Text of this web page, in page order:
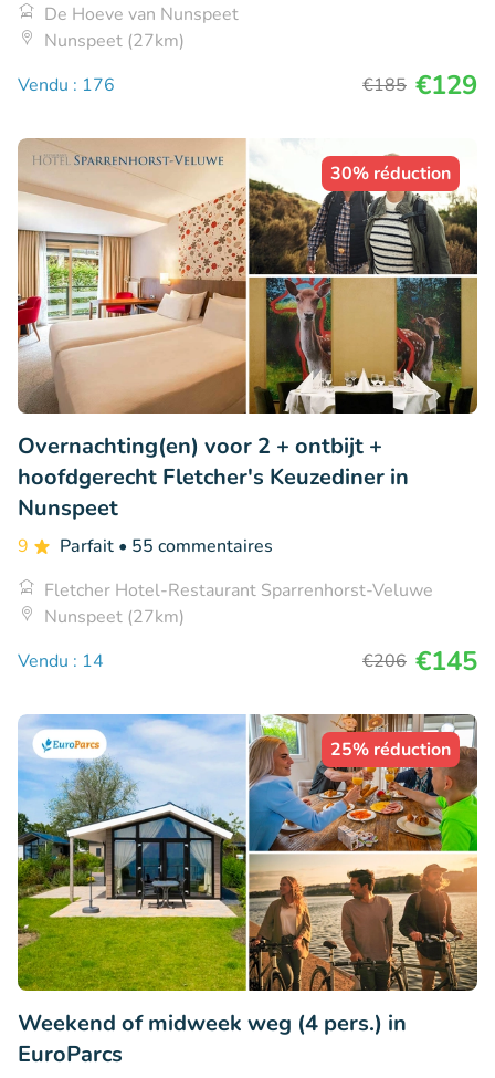
De Hoeve van Nunspeet
Nunspeet (27km)
Vendu : 176
€185 €129
30% réduction
Overnachting(en) voor 2 + ontbijt +
hoofdgerecht Fletcher's Keuzediner in
Nunspeet
9 Parfait • 55 commentaires
Fletcher Hotel-Restaurant Sparrenhorst-Veluwe
Nunspeet (27km)
Vendu : 14
€206 €145
25% réduction
Weekend of midweek weg (4 pers.) in
EuroParcs